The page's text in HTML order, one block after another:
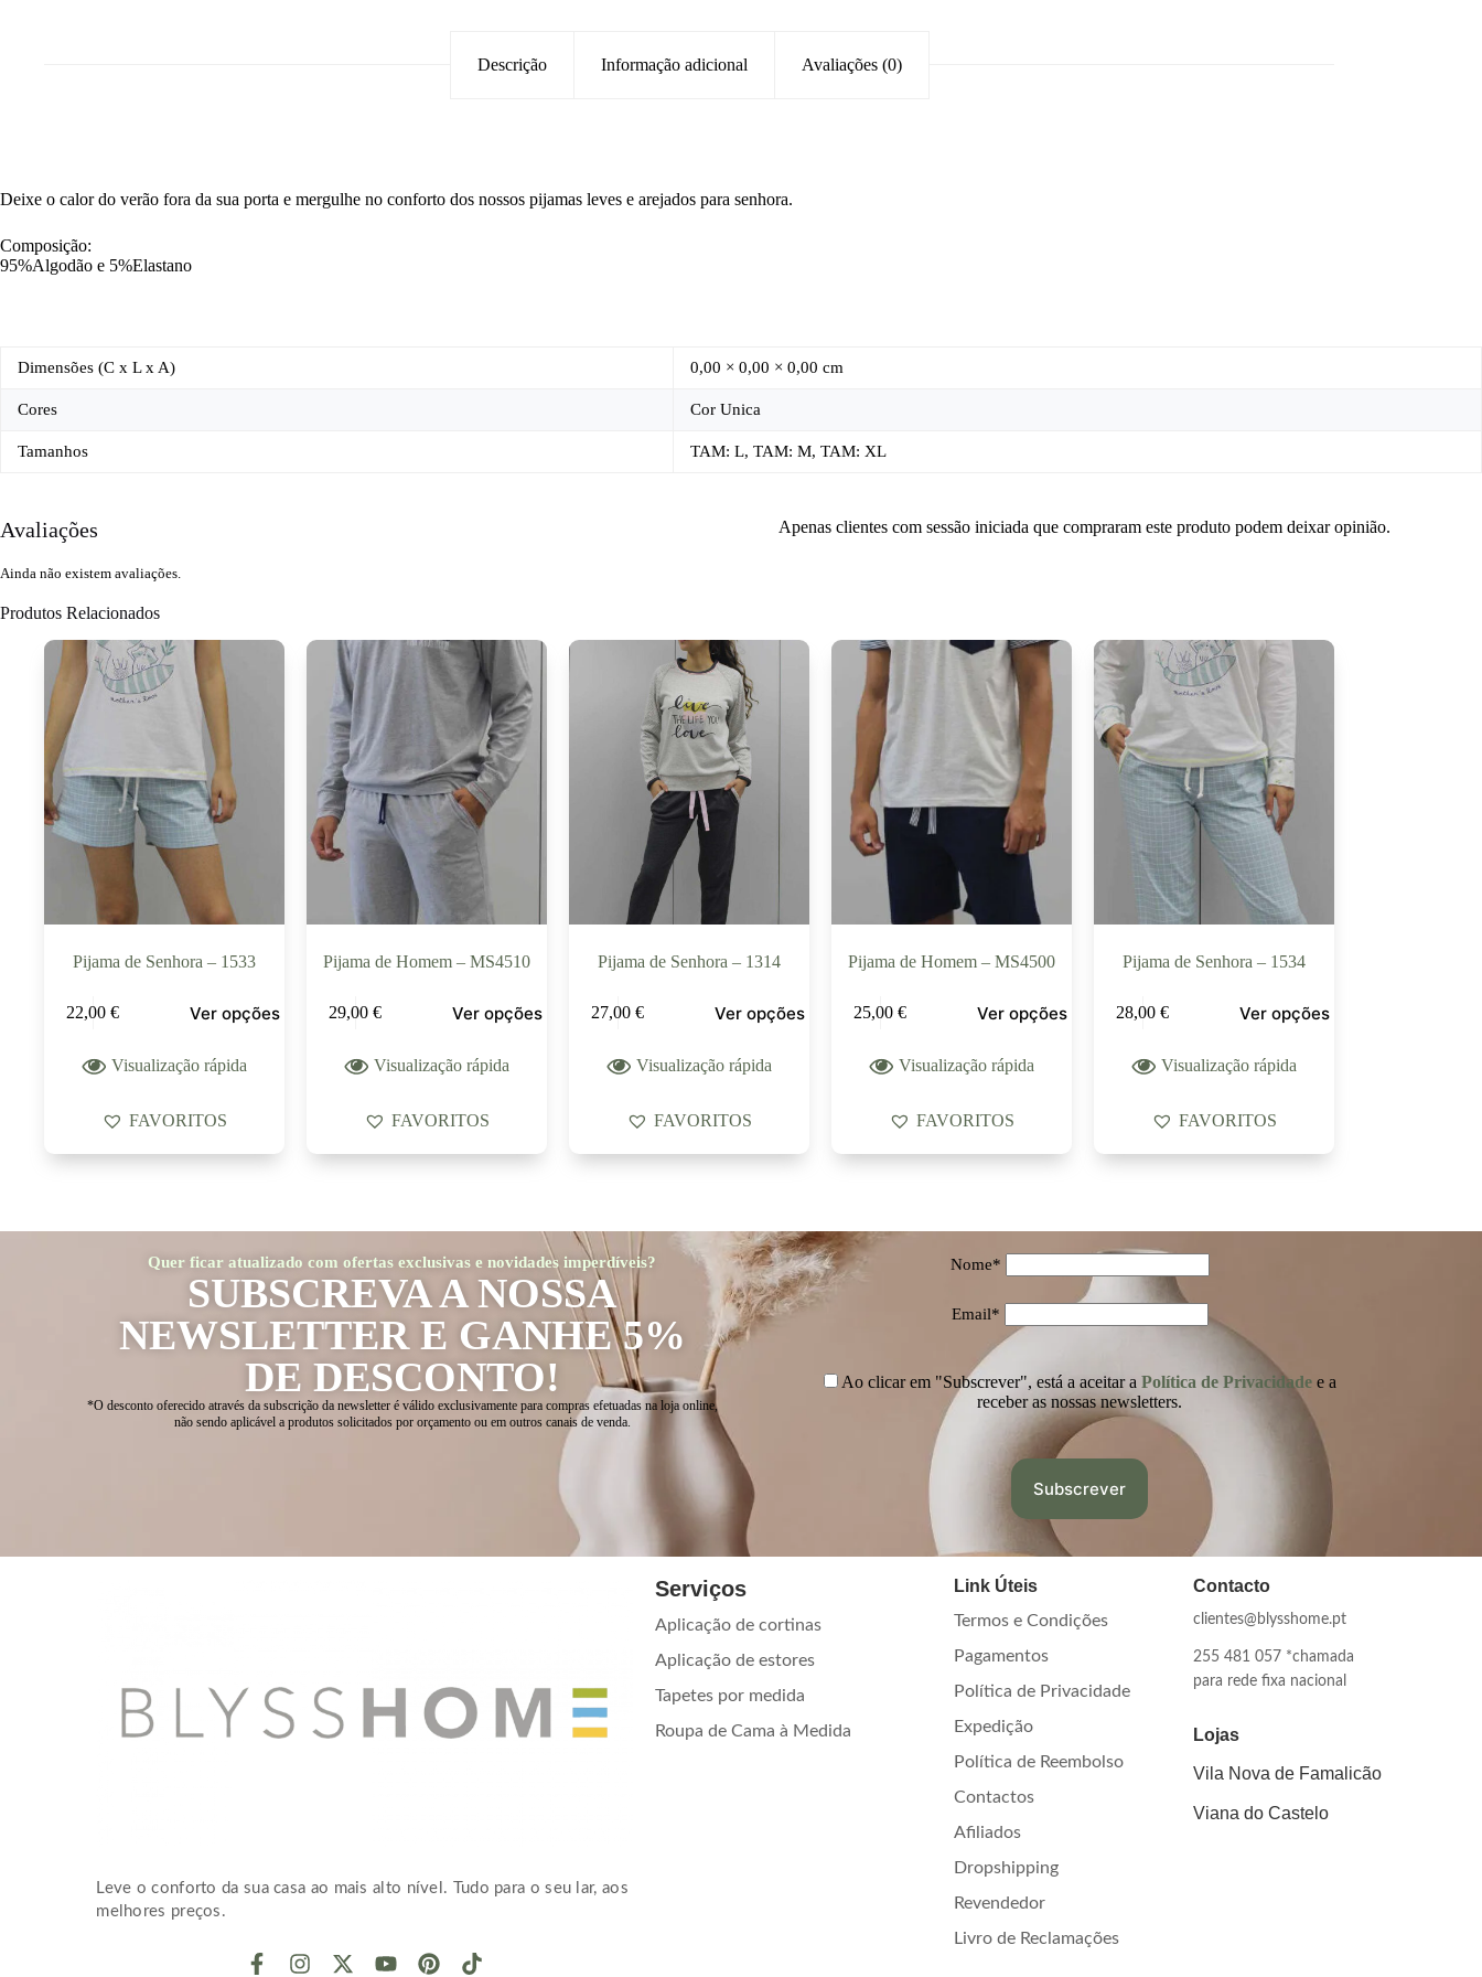
Descrição Informação adicional Avaliações (0)
Deixe o calor do verão fora da sua porta e mergulhe no conforto dos nossos pijamas leves e arejados para senhora.
Composição:
95%Algodão e 5%Elastano
Dimensões (C x L x A) 0,00 × 0,00 × 0,00 cm
Cores Cor Unica
Tamanhos TAM: L, TAM: M, TAM: XL
Avaliações
Ainda não existem avaliações.
Apenas clientes com sessão iniciada que compraram este produto podem deixar opinião.
Produtos Relacionados
Pijama de Senhora – 1533
22,00€ Ver opções
Visualização rápida
FAVORITOS
Pijama de Homem – MS4510
29,00€ Ver opções
Visualização rápida
FAVORITOS
Pijama de Senhora – 1314
27,00€ Ver opções
Visualização rápida
FAVORITOS
Pijama de Homem – MS4500
25,00€ Ver opções
Visualização rápida
FAVORITOS
Pijama de Senhora – 1534
28,00€ Ver opções
Visualização rápida
FAVORITOS
Quer ficar atualizado com ofertas exclusivas e novidades imperdíveis?
SUBSCREVA A NOSSA
NEWSLETTER E GANHE 5%
DE DESCONTO!
*O desconto oferecido através da subscrição da newsletter é válido exclusivamente para compras efetuadas na loja online,
não sendo aplicável a produtos solicitados por orçamento ou em outros canais de venda.
Nome*
Email*
Ao clicar em "Subscrever", está a aceitar a Política de Privacidadee a
receber as nossas newsletters.
Leve o conforto da sua casa ao mais alto nível. Tudo para o seu lar, aos
melhores preços.
Serviços
Aplicação de cortinas
Aplicação de estores
Tapetes por medida
Roupa de Cama à Medida
Link Úteis
Termos e Condições
Pagamentos
Política de Privacidade
Expedição
Política de Reembolso
Contactos
Afiliados
Dropshipping
Revendedor
Livro de Reclamações
Contacto
clientes@blysshome.pt
255 481 057 *chamada
para rede fixa nacional
Lojas
Vila Nova de Famalicão
Viana do Castelo